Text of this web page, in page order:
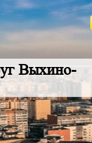
Выхино-